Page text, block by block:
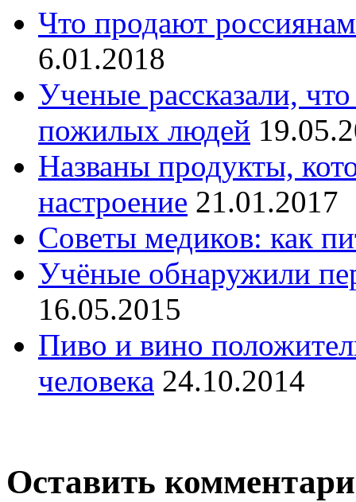
Что продают
6.01.2018
Ученые рассказали,
пожилых людей
Названы продукты,
настроение 21.01.2017
Советы медиков: как
Учёные обнаружили
16.05.2015
Пиво и вино
человека 24.10.2014
Оставить